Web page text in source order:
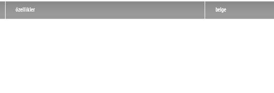
özellikler belge